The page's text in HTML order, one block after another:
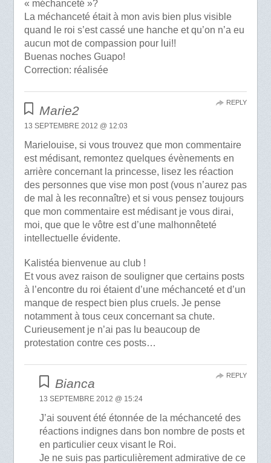
« méchanceté »?
La méchanceté était à mon avis bien plus visible
quand le roi s’est cassé une hanche et qu’on n’a eu
aucun mot de compassion pour lui!!
Buenas noches Guapo!
Correction: réalisée
Marie2
13 SEPTEMBRE 2012 @ 12:03
Marielouise, si vous trouvez que mon commentaire
est médisant, remontez quelques évènements en
arrière concernant la princesse, lisez les réaction
des personnes que vise mon post (vous n’aurez pas
de mal à les reconnaître) et si vous pensez toujours
que mon commentaire est médisant je vous dirai,
moi, que que le vôtre est d’une malhonnêteté
intellectuelle évidente.
Kalistéa bienvenue au club !
Et vous avez raison de souligner que certains posts
à l’encontre du roi étaient d’une méchanceté et d’un
manque de respect bien plus cruels. Je pense
notamment à tous ceux concernant sa chute.
Curieusement je n’ai pas lu beaucoup de
protestation contre ces posts…
REPLY
Bianca
13 SEPTEMBRE 2012 @ 15:24
J’ai souvent été étonnée de la méchanceté des
réactions indignes dans bon nombre de posts et
en particulier ceux visant le Roi.
Je ne suis pas particulièrement admirative de ce
REPLY